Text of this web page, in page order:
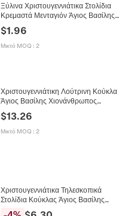
Ξύλινα Χριστουγεννιάτικα Στολίδια
Κρεμαστά Μενταγιόν Άγιος Βασίλης
Χιονάνθρωπος Άγγελος Εορταστική
Διακόσμηση Σπιτιού
$1.96
Μικτό MOQ : 2
Χριστουγεννιάτικη Λούτρινη Κούκλα
Άγιος Βασίλης Χιονάνθρωπος
Τάρανδος Διακοσμητικό Μακριά
Πόδια Τηλεσκοπικό Καρό Ύφασμα
Διακόσμηση
$13.26
Μικτό MOQ : 2
Χριστουγεννιάτικα Τηλεσκοπικά
Στολίδια Κούκλας Άγιος Βασίλης